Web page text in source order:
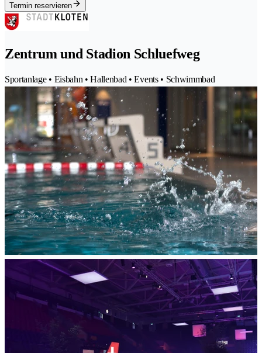
Termin reservieren
Zentrum und Stadion Schluefweg
Sportanlage • Eisbahn • Hallenbad • Events • Schwimmbad